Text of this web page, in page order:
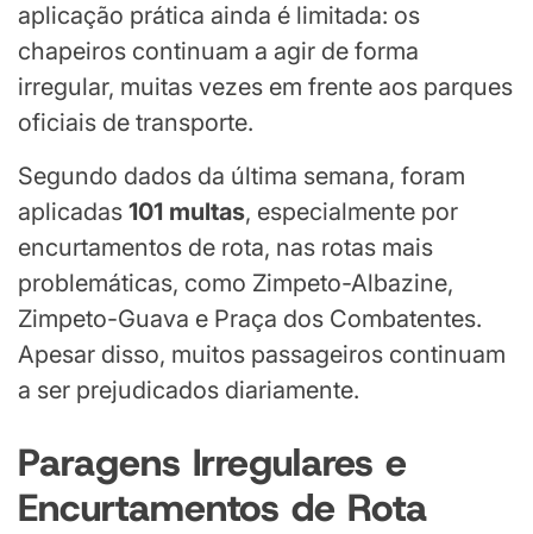
aplicação prática ainda é limitada: os
chapeiros continuam a agir de forma
irregular, muitas vezes em frente aos parques
oficiais de transporte.
Segundo dados da última semana, foram
aplicadas 101 multas, especialmente por
encurtamentos de rota, nas rotas mais
problemáticas, como Zimpeto-Albazine,
Zimpeto-Guava e Praça dos Combatentes.
Apesar disso, muitos passageiros continuam
a ser prejudicados diariamente.
Paragens Irregulares e
Encurtamentos de Rota